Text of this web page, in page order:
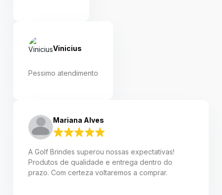
Vinicius
Pessimo atendimento
Mariana Alves
A Golf Brindes superou nossas expectativas!
Produtos de qualidade e entrega dentro do
prazo. Com certeza voltaremos a comprar.